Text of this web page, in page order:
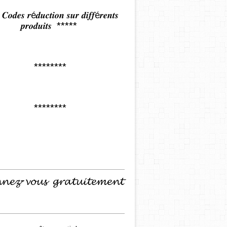
𝒓é𝒅𝒖𝒄𝒕𝒊𝒐𝒏 𝒔𝒖𝒓 𝒅𝒊𝒇𝒇é𝒓𝒆𝒏𝒕𝒔
𝒑𝒓𝒐𝒅𝒖𝒊𝒕𝒔 *****
********
********
𝓿𝓸𝓾𝓼 𝓰𝓻𝓪𝓽𝓾𝓲𝓽𝓮𝓶𝓮𝓷𝓽